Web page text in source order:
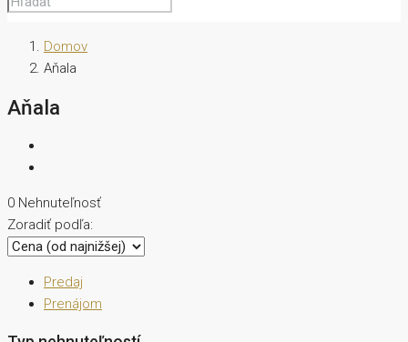
Domov
Aňala
Aňala
0 Nehnuteľnosť
Zoradiť podľa:
Predaj
Prenájom